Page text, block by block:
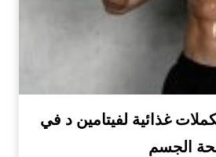
غذائية لفيتامين د في
الجسم